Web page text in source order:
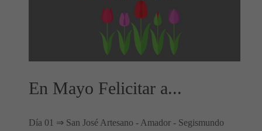
En Mayo Felicitar a...
Día 01 ⇒ San José Artesano - Amador - Segismundo